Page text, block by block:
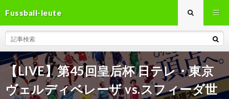
Fussball-leute
【LIVE】第45回皇后杯 日テレ・東京
ヴェルディベレーザ vs.スフィーダ世